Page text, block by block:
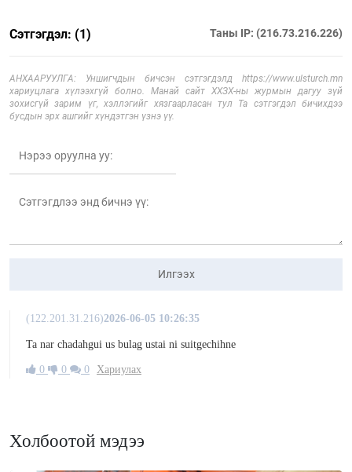
Сэтгэгдэл: (1) Таны IP: (216.73.216.226)
АНХААРУУЛГА: Уншигчдын бичсэн сэтгэгдэлд https://www.ulsturch.mn
хариуцлага хүлээхгүй болно. Манай сайт ХХЗХ-ны журмын дагуу зүй
зохисгүй зарим үг, хэллэгийг хязгаарласан тул Та сэтгэгдэл бичихдээ
бусдын эрх ашгийг хүндэтгэн үзнэ үү.
Илгээх
(122.201.31.216)2026-06-05 10:26:35
Ta nar chadahgui us bulag ustai ni suitgechihne
0 0 0 Хариулах
Холбоотой мэдээ